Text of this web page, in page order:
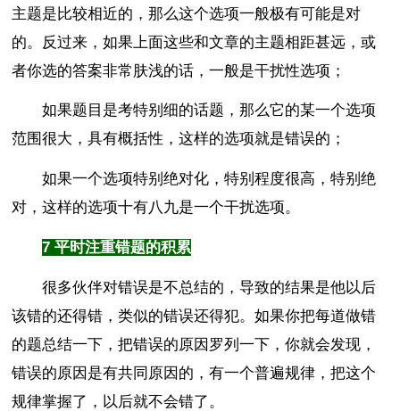
主题是比较相近的，那么这个选项一般极有可能是对
的。反过来，如果上面这些和文章的主题相距甚远，或
者你选的答案非常肤浅的话，一般是干扰性选项；
如果题目是考特别细的话题，那么它的某一个选项
范围很大，具有概括性，这样的选项就是错误的；
如果一个选项特别绝对化，特别程度很高，特别绝
对，这样的选项十有八九是一个干扰选项。
7 平时注重错题的积累
很多伙伴对错误是不总结的，导致的结果是他以后
该错的还得错，类似的错误还得犯。如果你把每道做错
的题总结一下，把错误的原因罗列一下，你就会发现，
错误的原因是有共同原因的，有一个普遍规律，把这个
规律掌握了，以后就不会错了。